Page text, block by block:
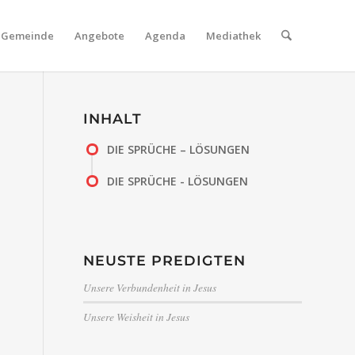
Gemeinde Angebote Agenda Mediathek
INHALT
DIE SPRÜCHE – LÖSUNGEN
DIE SPRÜCHE - LÖSUNGEN
NEUSTE PREDIGTEN
Unsere Verbundenheit in Jesus
Unsere Weisheit in Jesus